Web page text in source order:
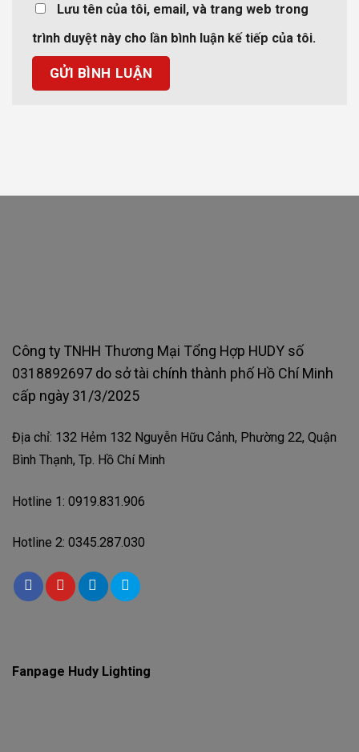
Lưu tên của tôi, email, và trang web trong
trình duyệt này cho lần bình luận kế tiếp của tôi.
Công ty TNHH Thương Mại Tổng Hợp HUDY số
0318892697 do sở tài chính thành phố Hồ Chí Minh
cấp ngày 31/3/2025
Địa chỉ: 132 Hẻm 132 Nguyễn Hữu Cảnh, Phường 22, Quận
Bình Thạnh, Tp. Hồ Chí Minh
Hotline 1: 0919.831.906
Hotline 2: 0345.287.030
Fanpage Hudy Lighting